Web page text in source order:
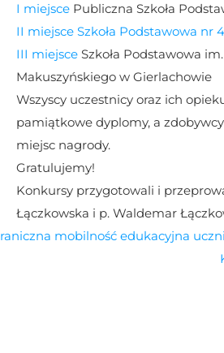
I miejsce Publiczna Szkoła
II miejsce Szkoła Podstawowa nr
III miejsce Szkoła Podstawowa
Makuszyńskiego w Gierlachowie
Wszyscy uczestnicy oraz ich
pamiątkowe dyplomy, a
miejsc nagrody.
Gratulujemy!
Konkursy przygotowali i
Łączkowska i p. Waldemar
mobilność edukacyjna